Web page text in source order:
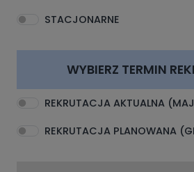
STACJONARNE
WYBIERZ TERMIN
REKRUTACJA AKTUALNA
REKRUTACJA PLANOWANA